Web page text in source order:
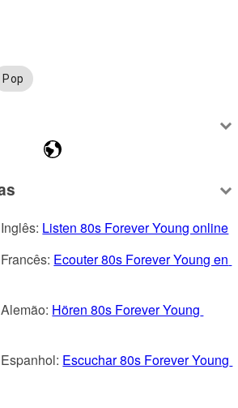
Pop
Listen 80s Forever Young online
Ecouter 80s Forever Young en
Hören 80s Forever Young
Escuchar 80s Forever Young